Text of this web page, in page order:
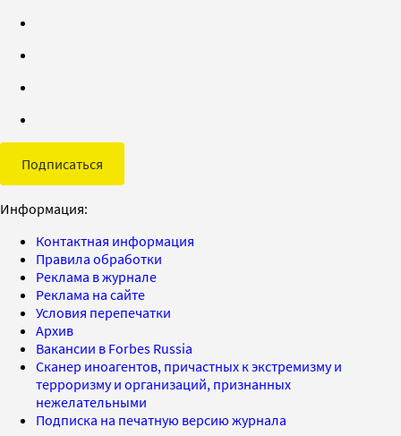
Подписаться
Информация:
Контактная информация
Правила обработки
Реклама в журнале
Реклама на сайте
Условия перепечатки
Архив
Вакансии в Forbes Russia
Сканер иноагентов, причастных к экстремизму и
терроризму и организаций, признанных
нежелательными
Подписка на печатную версию журнала